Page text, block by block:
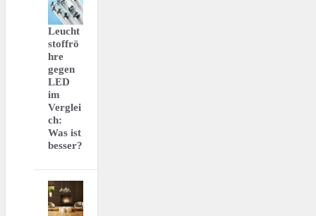
Leucht
stoffrö
hre
gegen
LED
im
Verglei
ch:
Was ist
besser?